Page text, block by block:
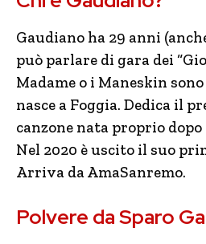
Gaudiano ha 29 anni
può parlare di gara dei
Madame o i Maneskin
nasce a Foggia. Dedica il
canzone nata proprio dopo
Nel 2020 è uscito il suo
Arriva da AmaSanremo.
Polvere da Sparo